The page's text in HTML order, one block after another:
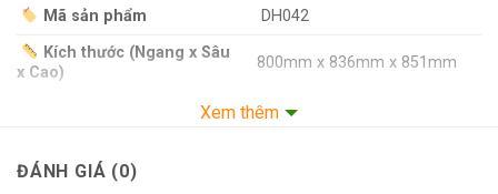
Mã sản phẩm
DH042
Kích thước (Ngang x Sâu
x Cao)
800mm x 836mm x 851mm
Gỗ cao su ghép (18mm)
Dòng chó
Xem thêm
ĐÁNH GIÁ (0)